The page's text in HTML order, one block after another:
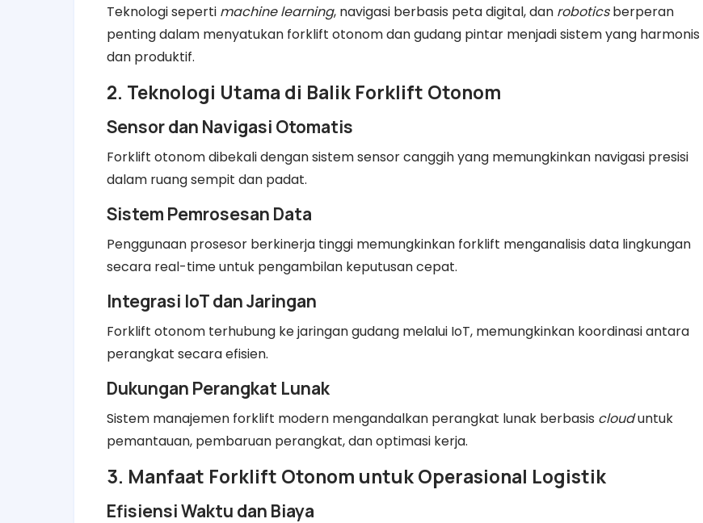
Teknologi seperti machine learning, navigasi berbasis peta digital, dan roboticsberperan
penting dalam menyatukan forklift otonom dan gudang pintar menjadi sistem yang harmonis
dan produktif.
2. Teknologi Utama di Balik Forklift Otonom
Sensor dan Navigasi Otomatis
Forklift otonom dibekali dengan sistem sensor canggih yang memungkinkan navigasi presisi
dalam ruang sempit dan padat.
Sistem Pemrosesan Data
Penggunaan prosesor berkinerja tinggi memungkinkan forklift menganalisis data lingkungan
secara real-time untuk pengambilan keputusan cepat.
Integrasi IoT dan Jaringan
Forklift otonom terhubung ke jaringan gudang melalui IoT, memungkinkan koordinasi antara
perangkat secara efisien.
Dukungan Perangkat Lunak
Sistem manajemen forklift modern mengandalkan perangkat lunak berbasis clouduntuk
pemantauan, pembaruan perangkat, dan optimasi kerja.
3. Manfaat Forklift Otonom untuk Operasional Logistik
Efisiensi Waktu dan Biaya